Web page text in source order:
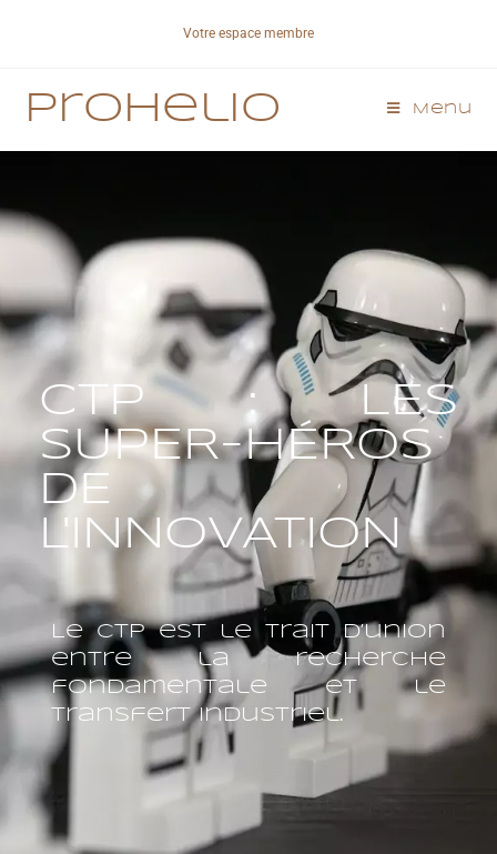
Votre espace membre
Prohelio Menu
CTP : LES
SUPER-HÉROS
DE
L'INNOVATION
Le CTP est le trait d’union
entre la recherche
fondamentale et le
transfert industriel.